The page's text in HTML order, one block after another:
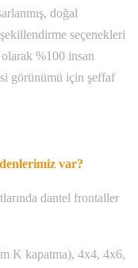
doğal
seçenekleri
%100 insan
görünümü için şeffaf
var?
dantel frontaller
K kapatma), 4x4, 4x6,